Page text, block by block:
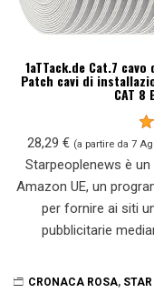
1aTTack.de Cat.7
Patch cavi di
CAT
28,29 € (a partire da 7
Starpeoplenews è
Amazon UE, un
per fornire ai siti
pubblicitarie
CRONACA ROSA,